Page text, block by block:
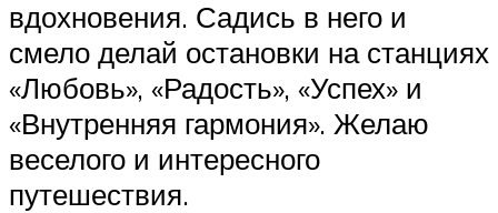
вдохновения. Садись в него и
смело делай остановки на станциях
«Любовь», «Радость», «Успех» и
«Внутренняя гармония». Желаю
веселого и интересного
путешествия.